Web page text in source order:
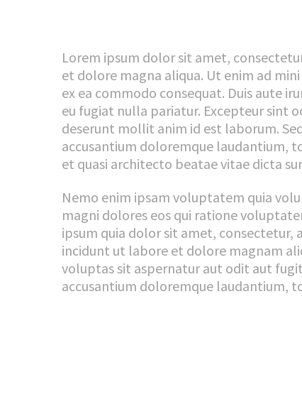
Lorem ipsum dolor sit amet,
et dolore magna aliqua. Ut enim ad
ex ea commodo consequat. Duis aute
eu fugiat nulla pariatur. Excepteur sint
deserunt mollit anim id est laborum.
accusantium doloremque laudantium,
et quasi architecto beatae vitae dicta
Nemo enim ipsam voluptatem quia
magni dolores eos qui ratione
ipsum quia dolor sit amet, consectetur,
incidunt ut labore et dolore magnam
voluptas sit aspernatur aut odit aut
accusantium doloremque laudantium,